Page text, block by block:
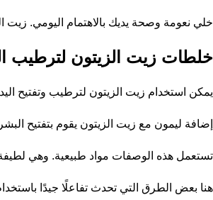
خلي نعومة وصحة يديك بالاهتمام اليومي.
خلطات زيت الزيتون لترطيب
يمكن استخدام زيت الزيتون لترطيب وتفتيح
إضافة ليمون مع زيت الزيتون يقوم بتفتيح
تستعمل هذه الوصفات مواد طبيعية. وهي
هنا بعض الطرق التي تحدث تفاعلًا جيدًا